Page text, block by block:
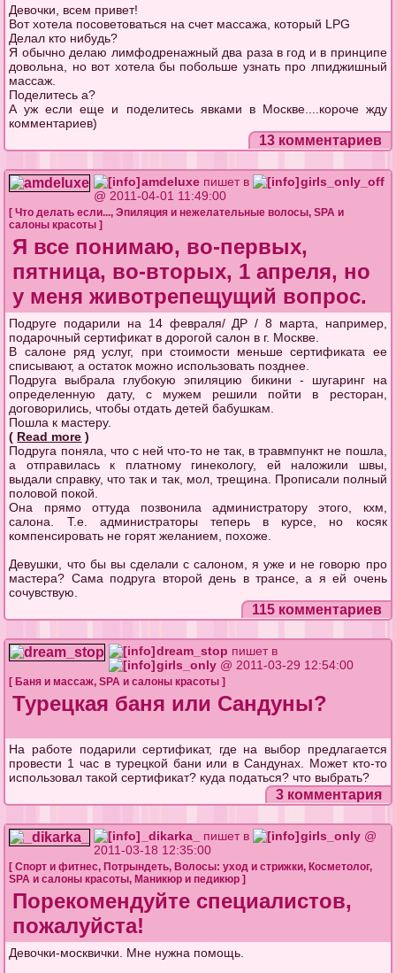
Девочки, всем привет!
Вот хотела посоветоваться на счет массажа, который LPG
Делал кто нибудь?
Я обычно делаю лимфодренажный два раза в год и в принципе
довольна, но вот хотела бы побольше узнать про лпиджишный
массаж.
Поделитесь а?
А уж если еще и поделитесь явками в Москве....короче жду
комментариев)
13 комментариев
amdeluxe пишет в
girls_only_off
@ 2011-04-01 11:49:00
[Что делать если...,Эпиляция и нежелательные волосы,SPA и
салоны красоты ]
Я все понимаю, во-первых,
пятница, во-вторых, 1 апреля, но
у меня животрепещущий вопрос.
Подруге подарили на 14 февраля/ ДР / 8 марта, например,
подарочный сертификат в дорогой салон в г. Москве.
В салоне ряд услуг, при стоимости меньше сертификата ее
списывают, а остаток можно использовать позднее.
Подруга выбрала глубокую эпиляцию бикини - шугаринг на
определенную дату, с мужем решили пойти в ресторан,
договорились, чтобы отдать детей бабушкам.
Пошла к мастеру.
( Read more )
Подруга поняла, что с ней что-то не так, в травмпункт не пошла,
а отправилась к платному гинекологу, ей наложили швы,
выдали справку, что так и так, мол, трещина. Прописали полный
половой покой.
Она прямо оттуда позвонила администратору этого, кхм,
салона. Т.е. администраторы теперь в курсе, но косяк
компенсировать не горят желанием, похоже.
Девушки, что бы вы сделали с салоном, я уже и не говорю про
мастера? Сама подруга второй день в трансе, а я ей очень
сочувствую.
115 комментариев
dream_stop пишет в
girls_only @ 2011-03-29 12:54:00
[ Баня и массаж,SPA и салоны красоты ]
Турецкая баня или Сандуны?
На работе подарили сертификат, где на выбор предлагается
провести 1 час в турецкой бани или в Сандунах. Может кто-то
использовал такой сертификат? куда податься? что выбрать?
3 комментария
_dikarka_ пишет в girls_only @
2011-03-18 12:35:00
[Спорт и фитнес, Потрындеть, Волосы: уход и стрижки, Косметолог,
SPA и салоны красоты, Маникюр и педикюр ]
Порекомендуйте специалистов,
пожалуйста!
Девочки-москвички. Мне нужна помощь.